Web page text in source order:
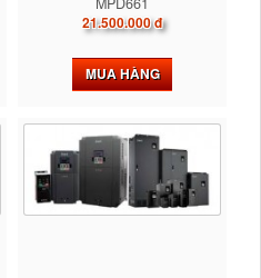
21.500.000 đ
MUA HÀNG